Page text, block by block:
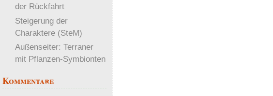
der Rückfahrt
Steigerung der
Charaktere (SteM)
Außenseiter: Terraner
mit Pflanzen-Symbionten
Kommentare